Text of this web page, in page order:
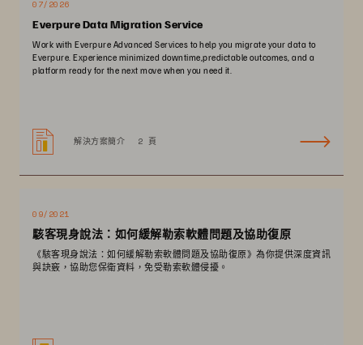
07/2026
Everpure Data Migration Service
Work with Everpure Advanced Services to help you migrate your data to
Everpure. Experience minimized downtime,predictable outcomes, and a
platform ready for the next move when you need it.
解決方案簡介 2 頁
09/2021
駭客現身說法：如何緩解勒索軟體問題及協助復原
《駭客現身說法：如何緩解勒索軟體問題及協助復原》為你提供深度資訊
與訣竅，協助您保衛資料，免受勒索軟體侵擾。